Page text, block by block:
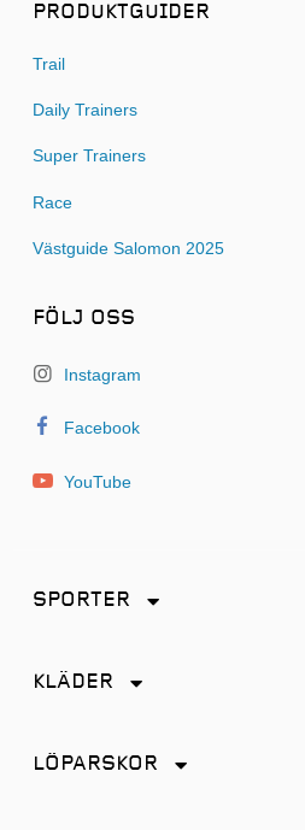
PRODUKTGUIDER
Trail
Daily Trainers
Super Trainers
Race
Västguide Salomon 2025
FÖLJ OSS
Instagram
Facebook
YouTube
SPORTER
KLÄDER
LÖPARSKOR